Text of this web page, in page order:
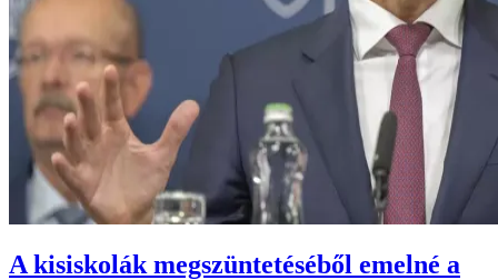
A kisiskolák megszüntetéséből emelné a